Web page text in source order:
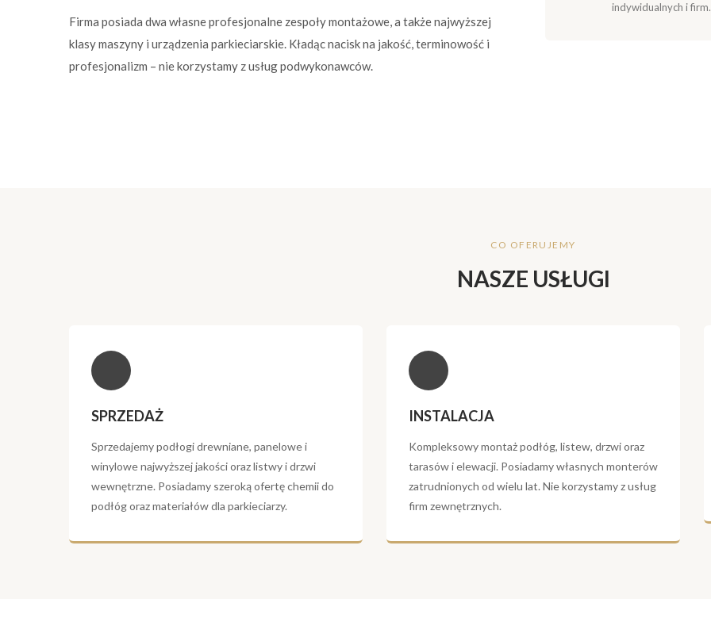
Firma posiada dwa własne profesjonalne zespoły montażowe, a także najwyższej
klasy maszyny i urządzenia parkieciarskie. Kładąc nacisk na jakość, terminowość i
profesjonalizm – nie korzystamy z usług podwykonawców.
indywidualnych i firm.
CO OFERUJEMY
NASZE USŁUGI
SPRZEDAŻ
Sprzedajemy podłogi drewniane, panelowe i
winylowe najwyższej jakości oraz listwy i drzwi
wewnętrzne. Posiadamy szeroką ofertę chemii do
podłóg oraz materiałów dla parkieciarzy.
INSTALACJA
Kompleksowy montaż podłóg, listew, drzwi oraz
tarasów i elewacji. Posiadamy własnych monterów
zatrudnionych od wielu lat. Nie korzystamy z usług
firm zewnętrznych.